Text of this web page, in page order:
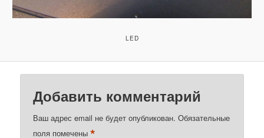
LED
Добавить комментарий
Ваш адрес email не будет опубликован. Обязательные
поля помечены*